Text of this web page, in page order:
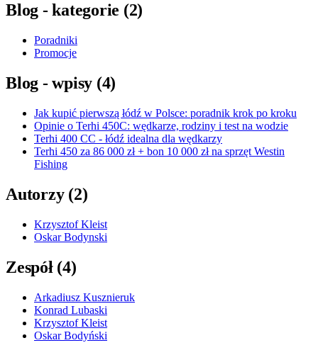
Blog - kategorie (2)
Poradniki
Promocje
Blog - wpisy (4)
Jak kupić pierwszą łódź w Polsce: poradnik krok po kroku
Opinie o Terhi 450C: wędkarze, rodziny i test na wodzie
Terhi 400 CC - łódź idealna dla wędkarzy
Terhi 450 za 86 000 zł + bon 10 000 zł na sprzęt Westin
Fishing
Autorzy (2)
Krzysztof Kleist
Oskar Bodynski
Zespół (4)
Arkadiusz Kusznieruk
Konrad Lubaski
Krzysztof Kleist
Oskar Bodyński